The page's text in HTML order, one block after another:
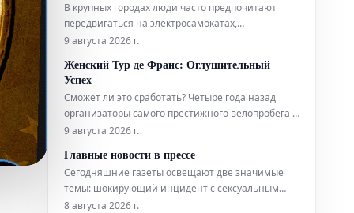
с широкими возможностями ка
до 135 евро
В крупных городах люди часто предпочитают
передвигаться на электросамокатах,
моноколесах и ховербордах. Однако количество
транспортными средствами постоянно растет. В
связи с этим администрация Парижа приняла
решение об обязательном использовании
защитно
9 августа 2026 г.
Женский Тур де Франс: Оглушительный
Успех
Сможет ли это сработать? Четыре года назад
организаторы самого престижного велопробега в
мире возродили женский Тур де Франс,
гонки Марион Русс получает жалобы, поскольку
лишь три из девяти этапов полностью
транслируются по телевидению. Переполнен
9 августа 2026 г.
Главные новости в прессе
Сегодняшние газеты освещают две значимые
темы: шокирующий инцидент с сексуальным
преступником, который, будучи выпущенным на
8 августа 2026 г.